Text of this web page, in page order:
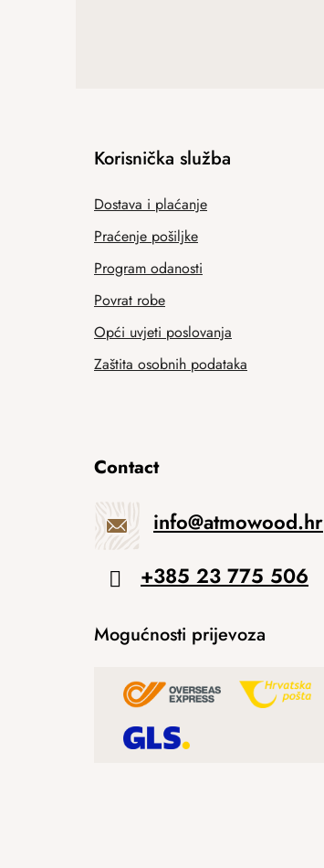
Korisnička služba
Dostava i plaćanje
Praćenje pošiljke
Program odanosti
Povrat robe
Opći uvjeti poslovanja
Zaštita osobnih podataka
Contact
info@atmowood.hr
+385 23 775 506
Mogućnosti prijevoza